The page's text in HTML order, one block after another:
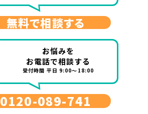
無料で相談する
お悩みを
お電話で相談する
受付時間 平日 9:00～18:00
0120-089-741